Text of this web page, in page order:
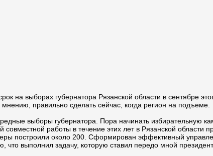
на выборах губернатора Рязанской области в сентябре
правильно сделать сейчас, когда регион на подъеме.
выборы губернатора. Пора начинать избирательную
работы в течение этих лет в Рязанской области
построили около 200. Сформирован эффективный
что выполнил задачу, которую ставил передо мной